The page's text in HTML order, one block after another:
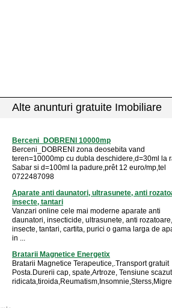
Alte anunturi gratuite Imobiliare
Berceni_DOBRENI 10000mp
Berceni_DOBRENI zona deosebita vand
teren=10000mp cu dubla deschidere,d=30ml la
Sabar si d=100ml la padure,prêt 12 euro/mp,tel
0722487098
Aparate anti daunatori, ultrasunete, anti
insecte, tantari
Vanzari online cele mai moderne aparate anti
daunatori, insecticide, ultrasunete, anti rozatoare,
insecte, tantari, cartita, purici o gama larga de
in ...
Bratarii Magnetice Energetix
Bratarii Magnetice Terapeutice,.Transport gratuit
Posta.Durerii cap, spate,Artroze, Tensiune